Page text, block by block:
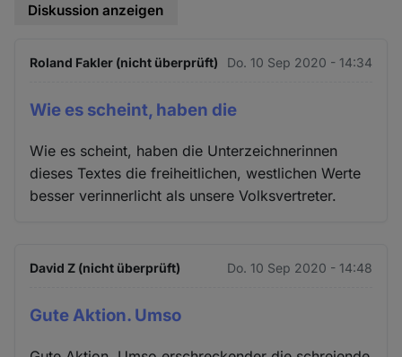
Diskussion anzeigen
Roland Fakler (nicht überprüft) Do. 10 Sep 2020 - 14:34
Wie es scheint, haben die
Wie es scheint, haben die Unterzeichnerinnen
dieses Textes die freiheitlichen, westlichen Werte
besser verinnerlicht als unsere Volksvertreter.
David Z (nicht überprüft) Do. 10 Sep 2020 - 14:48
Gute Aktion. Umso